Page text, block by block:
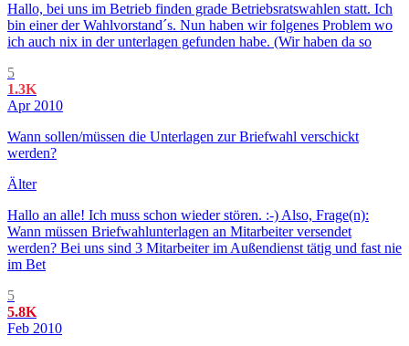
Hallo, bei uns im Betrieb finden grade Betriebsratswahlen statt. Ich
bin einer der Wahlvorstand´s. Nun haben wir folgenes Problem wo
ich auch nix in der unterlagen gefunden habe. (Wir haben da so
5
1.3K
Apr 2010
Wann sollen/müssen die Unterlagen zur Briefwahl verschickt
werden?
Älter
Hallo an alle! Ich muss schon wieder stören. :-) Also, Frage(n):
Wann müssen Briefwahlunterlagen an Mitarbeiter versendet
werden? Bei uns sind 3 Mitarbeiter im Außendienst tätig und fast nie
im Bet
5
5.8K
Feb 2010